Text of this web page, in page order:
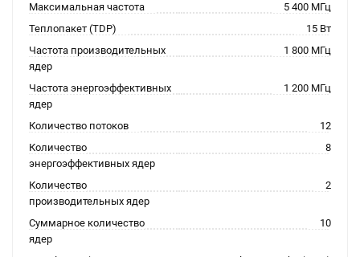
Максимальная частота
5 400 МГц
Теплопакет (TDP)
15 Вт
Частота производительных
ядер
1 800 МГц
Частота энергоэффективных
ядер
1 200 МГц
Количество потоков
12
Количество
энергоэффективных ядер
8
Количество
производительных ядер
2
Суммарное количество
ядер
10